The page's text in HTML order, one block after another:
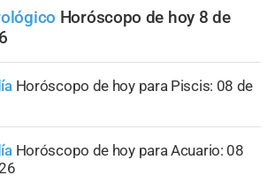
Horóscopo de hoy 8 de
Horóscopo de hoy para Piscis: 08 de
Horóscopo de hoy para Acuario: 08